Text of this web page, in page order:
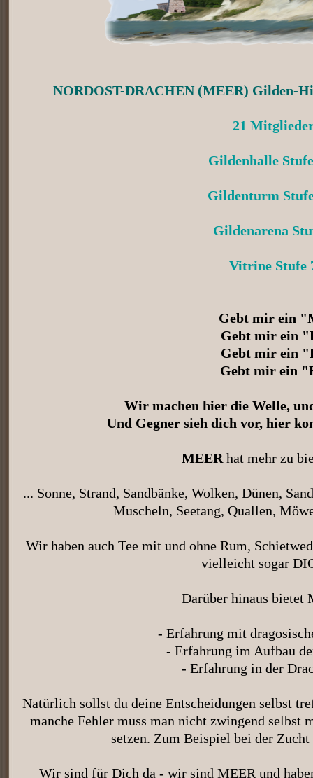
NORDOST-DRACHEN (MEER) Gilden-
21
Gildenhalle
Gildenturm
Gildenarena
Vitrine Stufe
Gebt mir ein
Gebt mir ein
Gebt mir ein
Gebt mir ein
Wir machen hier die Welle,
Und Gegner sieh dich vor, hier
MEER hat mehr zu
... Sonne, Strand, Sandbänke, Wolken, Dünen,
Muscheln, Seetang, Quallen,
Wir haben auch Tee mit und ohne Rum,
vielleicht sogar
Darüber hinaus bietet
- Erfahrung mit
- Erfahrung im Aufbau
- Erfahrung in der
Natürlich sollst du deine Entscheidungen selbst
manche Fehler muss man nicht zwingend selbst
setzen. Zum Beispiel bei der
Wir sind für Dich da - wir sind MEER und